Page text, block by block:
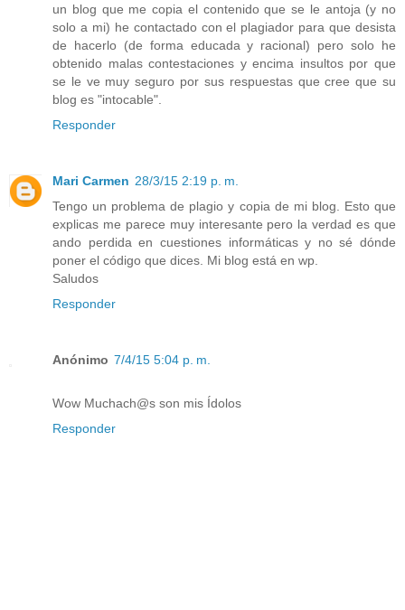
un blog que me copia el contenido que se le antoja (y no
solo a mi) he contactado con el plagiador para que desista
de hacerlo (de forma educada y racional) pero solo he
obtenido malas contestaciones y encima insultos por que
se le ve muy seguro por sus respuestas que cree que su
blog es "intocable".
Responder
Mari Carmen 28/3/15 2:19 p. m.
Tengo un problema de plagio y copia de mi blog. Esto que
explicas me parece muy interesante pero la verdad es que
ando perdida en cuestiones informáticas y no sé dónde
poner el código que dices. Mi blog está en wp.
Saludos
Responder
Anónimo 7/4/15 5:04 p. m.
Wow Muchach@s son mis Ídolos
Responder